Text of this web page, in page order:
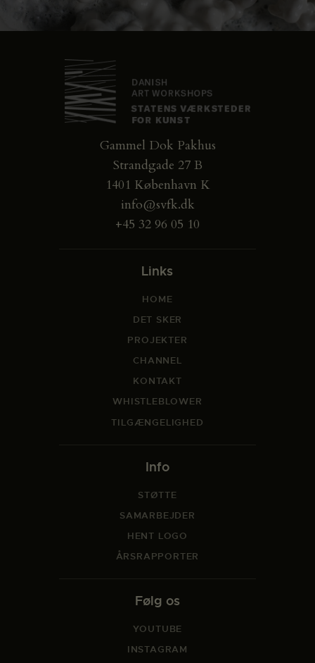
Gammel Dok Pakhus
Strandgade 27 B
1401 København K
info@svfk.dk
+45 32 96 05 10
Links
HOME
DET SKER
PROJEKTER
CHANNEL
KONTAKT
WHISTLEBLOWER
TILGÆNGELIGHED
Info
STØTTE
SAMARBEJDER
HENT LOGO
ÅRSRAPPORTER
Følg os
YOUTUBE
INSTAGRAM